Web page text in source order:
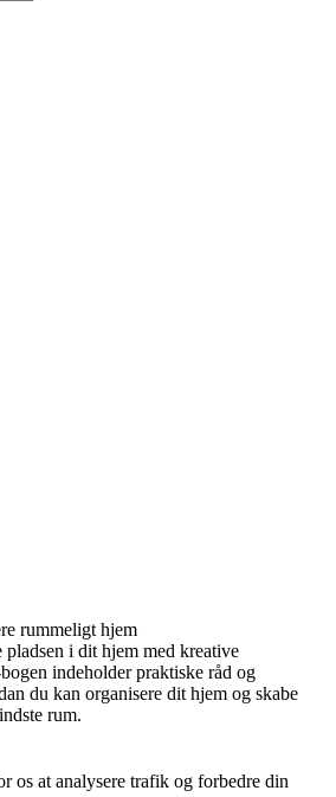
rummeligt hjem
i dit hjem med kreative
indeholder praktiske råd og
du kan organisere dit hjem og skabe
rum.
os at analysere trafik og forbedre din